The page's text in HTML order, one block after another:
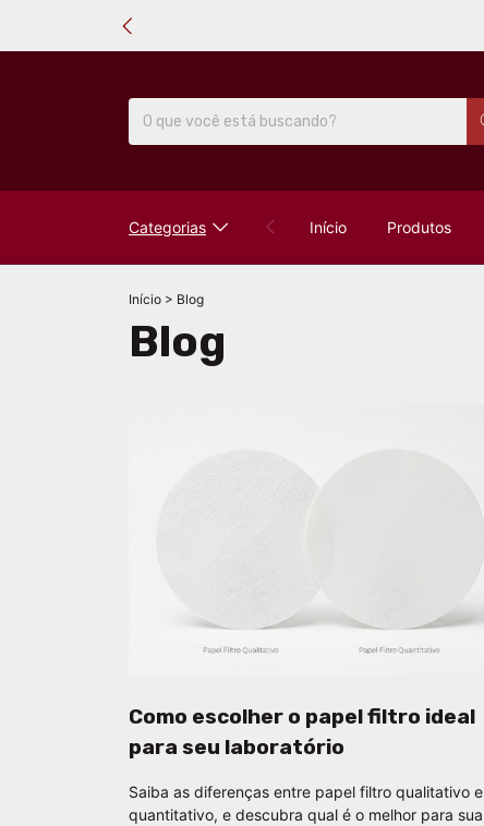
Categorias Início Produtos
Início > Blog
Blog
Como escolher o papel filtro ideal
para seu laboratório
Saiba as diferenças entre papel filtro qualitativo e
quantitativo, e descubra qual é o melhor para sua